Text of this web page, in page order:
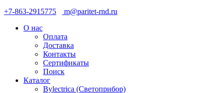
+7-863-2915775
m@paritet-rnd.ru
О нас
Оплата
Доставка
Контакты
Сертификаты
Поиск
Каталог
Bylectrica (Светоприбор)